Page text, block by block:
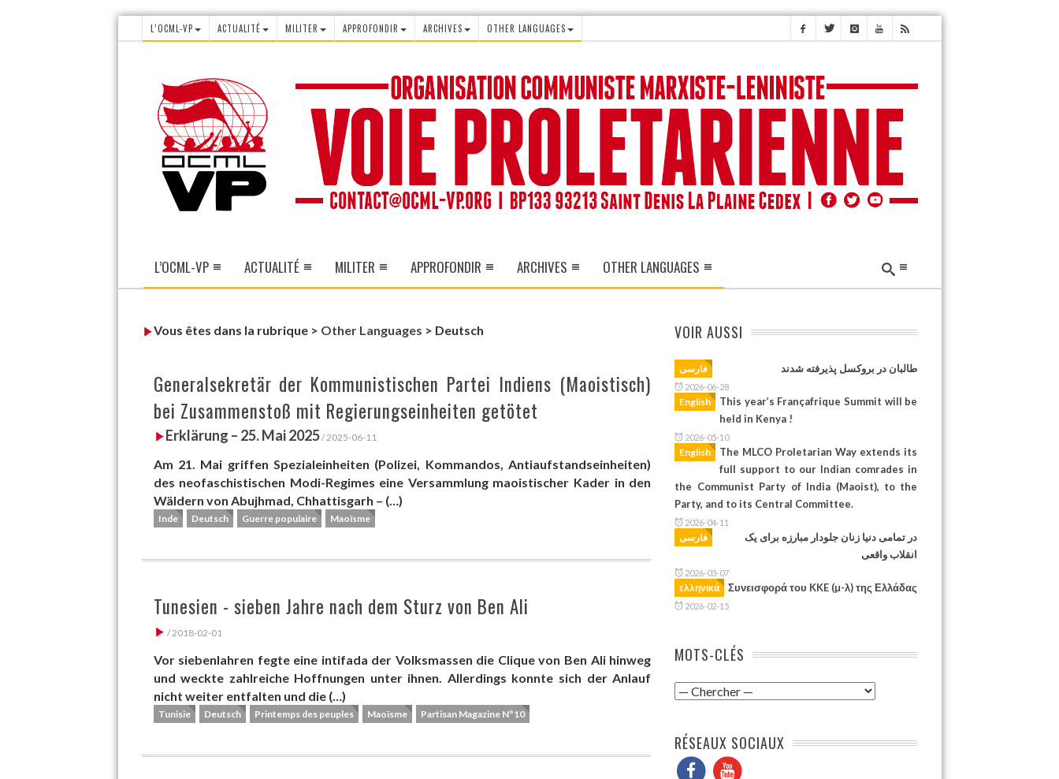
L’OCML-VP ACTUALITÉ MILITER APPROFONDIR ARCHIVES OTHER LANGUAGES
L’OCML-VP ACTUALITÉ MILITER APPROFONDIR ARCHIVES OTHER LANGUAGES
Vous êtes dans la rubrique > Other Languages > Deutsch
Generalsekretär der Kommunistischen Partei Indiens (Maoistisch)
bei Zusammenstoß mit Regierungseinheiten getötet
Erklärung – 25. Mai 2025/ 2025-06-11
Am 21. Mai griffen Spezialeinheiten (Polizei, Kommandos, Antiaufstandseinheiten)
des neofaschistischen Modi-Regimes eine Versammlung maoistischer Kader in den
Wäldern von Abujhmad, Chhattisgarh – (…)
Inde Deutsch Guerre populaire Maoïsme
Tunesien - sieben Jahre nach dem Sturz von Ben Ali
/ 2018-02-01
Vor siebenlahren fegte eine intifada der Volksmassen die Clique von Ben Ali hinweg
und weckte zahlreiche Hoffnungen unter ihnen. Allerdings konnte sich der Anlauf
nicht weiter entfalten und die (…)
Tunisie Deutsch Printemps des peuples Maoïsme Partisan Magazine N°10
VOIR AUSSI
فارسی طالبان در بروکسل پذیرفته شدند
2026-06-28
English
This year’s Françafrique Summit will be
held in Kenya !
2026-05-10
English
The MLCO Proletarian Way extends its
full support to our Indian comrades in
the Communist Party of India (Maoist), to the
Party, and to its Central Committee.
2026-04-11
فارسی
در تمامی دنیا زنان جلودار مبارزه برای یک
انقلاب واقعی
2026-03-07
ελληνικά Συνεισφορά του KKE (µ-λ) της Ελλάδας
2026-02-15
MOTS-CLÉS
RÉSEAUX SOCIAUX